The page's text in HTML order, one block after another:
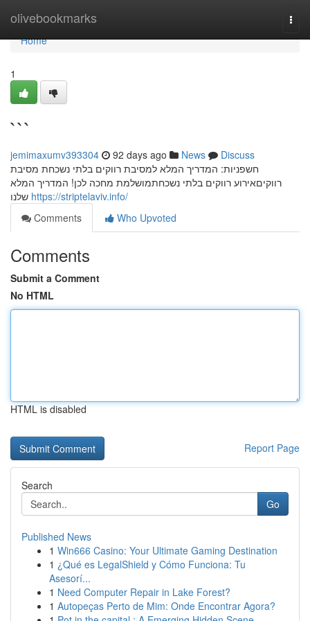
olivebookmarks
Home
Home
1
```
jemimaxumv393304 92 days ago News
Discuss
חשפניות: המדריך המלא למסיבת רווקים בלתי נשכחת מסיבת
רווקיםאירוע רווקים בלתי נשכחתמושלמת מחכה לכן! המדריך המלא
https://striptelaviv.info/
Comments
Who Upvoted
Comments
Submit a Comment
No HTML
HTML is disabled
Report Page
Search
Go
Published News
1 Win666 Casino: Your Ultimate Gaming Destination
1 ¿Qué es LegalShield y Cómo Funciona: Tu
Asesorí...
1 Need Computer Repair in Lake Forest?
1 Autopeças Perto de Mim: Onde Encontrar Agora?